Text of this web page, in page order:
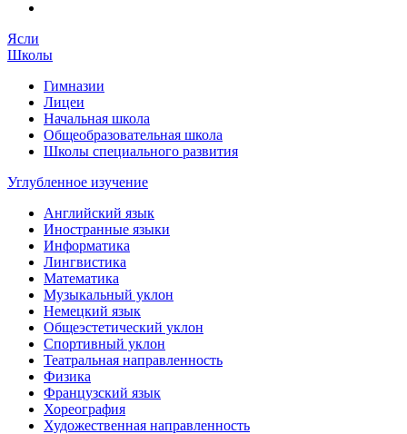
Ясли
Школы
Гимназии
Лицеи
Начальная школа
Общеобразовательная школа
Школы специального развития
Углубленное изучение
Английский язык
Иностранные языки
Информатика
Лингвистика
Математика
Музыкальный уклон
Немецкий язык
Общеэстетический уклон
Спортивный уклон
Театральная направленность
Физика
Французский язык
Хореография
Художественная направленность